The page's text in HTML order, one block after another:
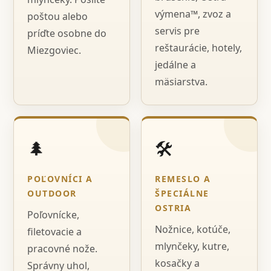
poštou alebo
príďte osobne do
Miezgoviec.
výmena™, zvoz a
servis pre
reštaurácie, hotely,
jedálne a
mäsiarstva.
🌲
POĽOVNÍCI A
OUTDOOR
Poľovnícke,
filetovacie a
pracovné nože.
Správny uhol,
🛠️
REMESLO A
ŠPECIÁLNE
OSTRIA
Nožnice, kotúče,
mlynčeky, kutre,
kosačky a